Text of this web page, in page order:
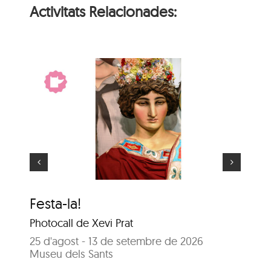
Activitats Relacionades:
Festa-la!
Photocall de Xevi Prat
25 d'agost - 13 de setembre de 2026
Museu dels Sants
El gegant més gran